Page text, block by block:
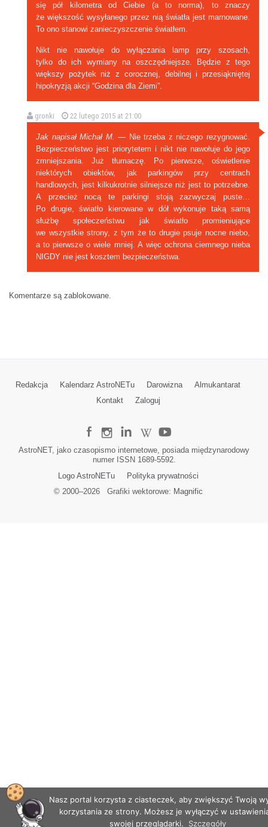
się pół kilometra od Ciebie (a to norma), to znaczy
że większość wysyłanego przez nią światła jest marnowane.
To ono stanowi zanieczyszczenie światłem.
Nikt nie nawołuje do wyłączania lamp przy szosach,
tylko do ich wymiany na oszczędniejsze. Będzie z tego
większy pożytek niż z corocznej, debilnej i przesiąkniętej
hipokryzją akcji “Godzina dla Ziemi”.
gronki 22 lutego 2015 at 21:00
Jak napisał Michał M. — Nie trzeba z niczego rezygnować.
Bezpieczeństwo jest priorytetem i nikt nie nawołuje do jego
zmniejszania. Już tłumaczę. Po pierwsze, oświetlenie
niektórych obiektów, jak parkingów przy centrach
handlowych, jest kilkukrotnie silniejsze niż jest to potrzebne.
A przecież nocą te parkingi stoją zazwyczaj puste…
Po drugie, światło kierowane w dół wykonuje taką samą
służbę społeczeństwu jak światło promieniujące
we wszystkie strony, z tym że to drugie psuje nocne niebo,
a to pierwsze o wiele mniej. A więc ochrona ciemnego nieba
NIGDY nie jest kosztem bezpieczeństwa.
Komentarze są zablokowane.
Redakcja Kalendarz AstroNETu Darowizna
Almukantarat
Kontakt
Zaloguj
AstroNET, jako czasopismo internetowe, posiada międzynarodowy
numer ISSN 1689-5592.
Logo AstroNETu
Polityka prywatności
© 2000–2026Grafiki wektorowe: Magnific
Nasz portal korzysta z ciasteczek, aby zwiększyć Twoją
korzystania ze strony. Możesz je wyłączyć w
swojej przeglądarki.
Szczegóły